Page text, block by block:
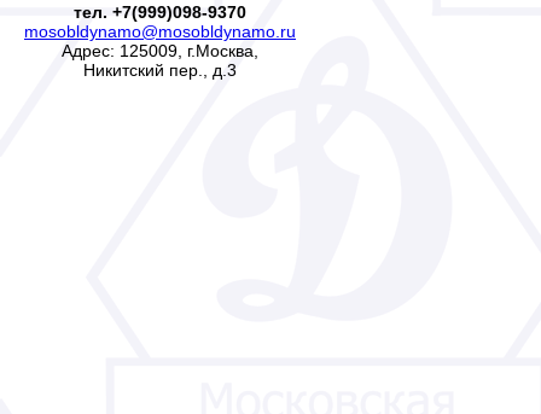
тел. +7(999)098-9370
mosobldynamo@mosobldynamo.ru
Адрес: 125009, г.Москва,
Никитский пер., д.3